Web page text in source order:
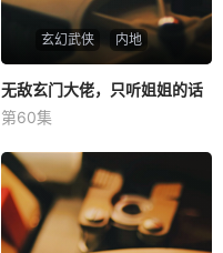
玄幻武侠 内地
无敌玄门大佬，只听姐姐的话
未知
无敌玄门大佬，只听姐姐的话
第60集